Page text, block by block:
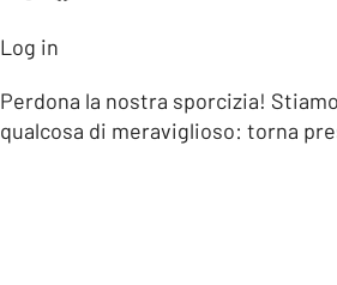
Log in
Perdona la nostra sporcizia!
qualcosa di meraviglioso: torna